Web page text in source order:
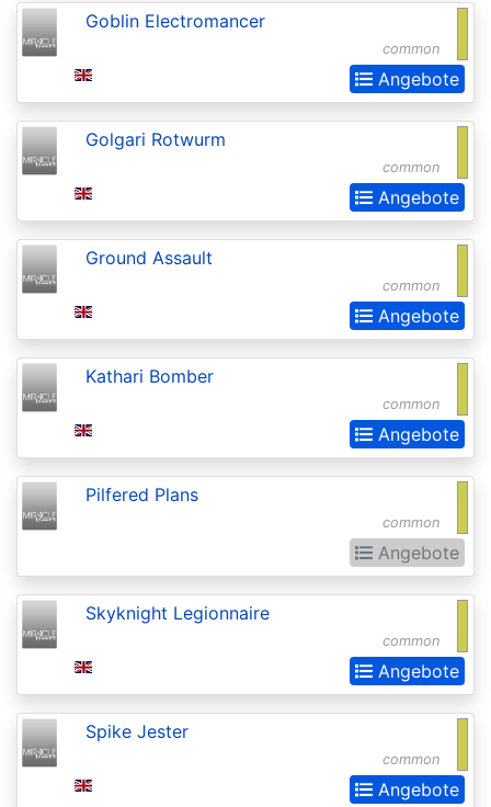
Commander
2018
Commander
2019
Commander
(Ikoria)
Commander
(Strixhaven)
Commander
Anthology
Commander
Anthology
Legends
Commander
Legends:
Battle
for
Baldurs
common
Goblin Electromancer
Angebote
common
Golgari Rotwurm
Angebote
common
Ground Assault
Angebote
common
Kathari Bomber
Angebote
common
Pilfered Plans
Angebote
common
Skyknight Legionnaire
Angebote
common
Spike Jester
Angebote